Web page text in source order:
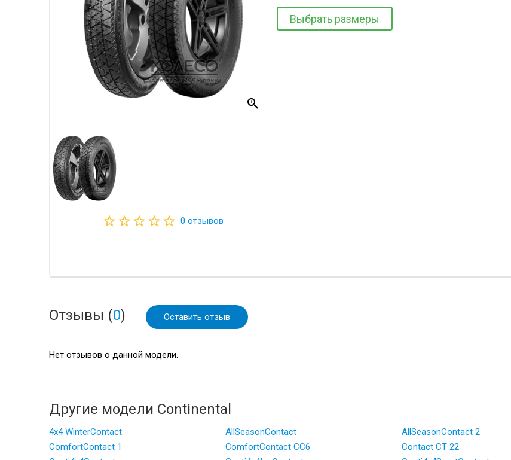
0 отзывов
Выбрать размеры
Отзывы (0) Оставить отзыв
Нет отзывов о данной модели.
Другие модели Continental
4x4 WinterContact AllSeasonContact AllSeasonContact 2
ComfortContact 1
ComfortContact CC6 Contact CT 22